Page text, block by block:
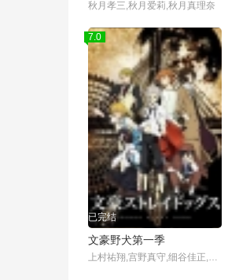
秋月孝三,秋月爱莉,秋月真理奈
7.0
已完结
文豪野犬第一季
上村祐翔,宫野真守,细谷佳正,神谷浩史,丰永利行,小山力也,小见川千明,小野贤章,花仓洸幸,岛村侑